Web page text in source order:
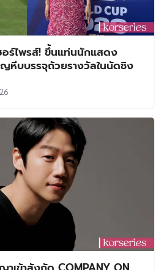
อร์ไพรส์! ขึ้นแท่นนักแสดง
หีบบรรจุถ้วยรางวัลในนัดชิง